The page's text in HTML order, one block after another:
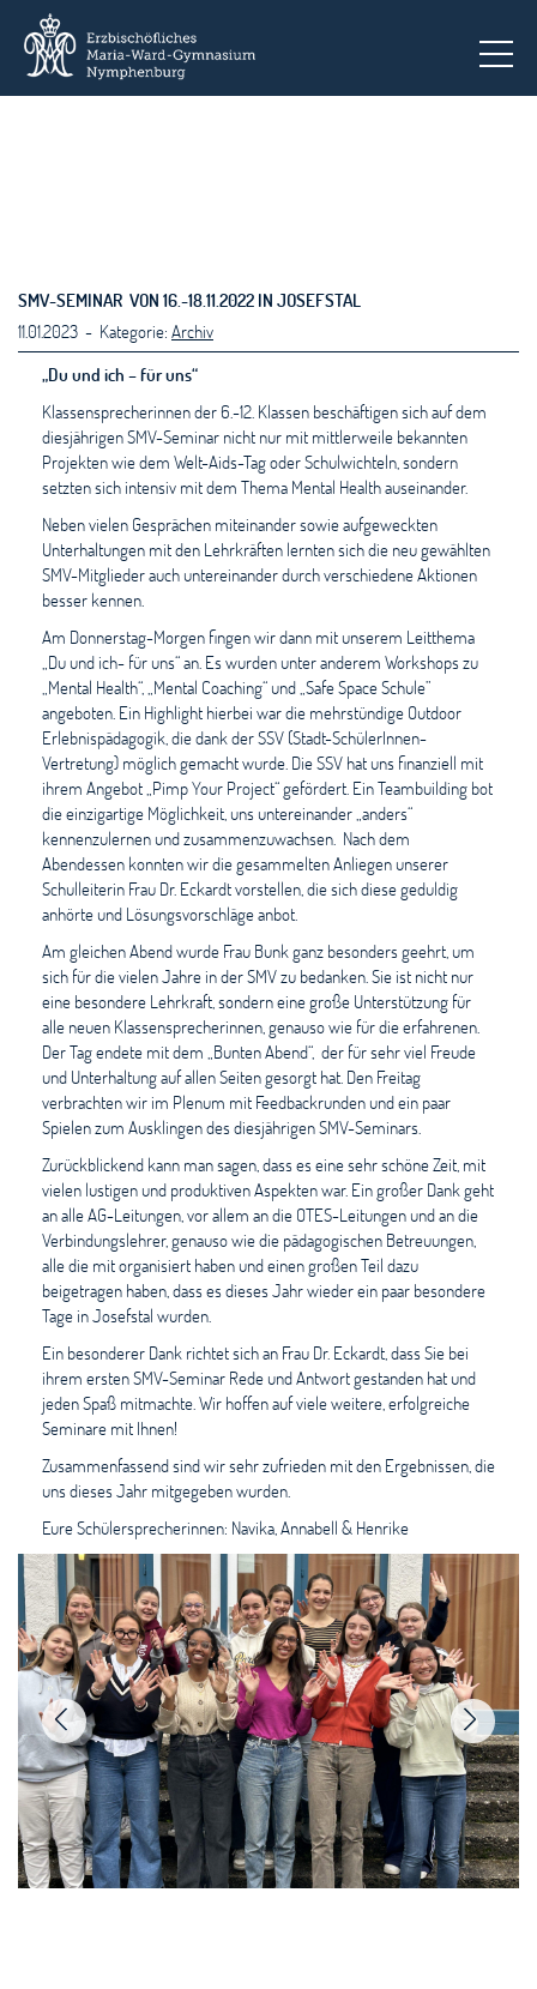
SMV-SEMINAR VON 16.-18.11.2022 IN JOSEFSTAL
11.01.2023 - Kategorie: Archiv
„Du und ich – für uns“
Klassensprecherinnen der 6.-12. Klassen beschäftigen sich auf dem
diesjährigen SMV-Seminar nicht nur mit mittlerweile bekannten
Projekten wie dem Welt-Aids-Tag oder Schulwichteln, sondern
setzten sich intensiv mit dem Thema Mental Health auseinander.
Neben vielen Gesprächen miteinander sowie aufgeweckten
Unterhaltungen mit den Lehrkräften lernten sich die neu gewählten
SMV-Mitglieder auch untereinander durch verschiedene Aktionen
besser kennen.
Am Donnerstag-Morgen fingen wir dann mit unserem Leitthema
„Du und ich- für uns“ an. Es wurden unter anderem Workshops zu
„Mental Health“, „Mental Coaching“ und „Safe Space Schule”
angeboten. Ein Highlight hierbei war die mehrstündige Outdoor
Erlebnispädagogik, die dank der SSV (Stadt-SchülerInnen-
Vertretung) möglich gemacht wurde. Die SSV hat uns finanziell mit
ihrem Angebot „Pimp Your Project“ gefördert. Ein Teambuilding bot
die einzigartige Möglichkeit, uns untereinander „anders“
kennenzulernen und zusammenzuwachsen. Nach dem
Abendessen konnten wir die gesammelten Anliegen unserer
Schulleiterin Frau Dr. Eckardt vorstellen, die sich diese geduldig
anhörte und Lösungsvorschläge anbot.
Am gleichen Abend wurde Frau Bunk ganz besonders geehrt, um
sich für die vielen Jahre in der SMV zu bedanken. Sie ist nicht nur
eine besondere Lehrkraft, sondern eine große Unterstützung für
alle neuen Klassensprecherinnen, genauso wie für die erfahrenen.
Der Tag endete mit dem „Bunten Abend“, der für sehr viel Freude
und Unterhaltung auf allen Seiten gesorgt hat. Den Freitag
verbrachten wir im Plenum mit Feedbackrunden und ein paar
Spielen zum Ausklingen des diesjährigen SMV-Seminars.
Zurückblickend kann man sagen, dass es eine sehr schöne Zeit, mit
vielen lustigen und produktiven Aspekten war. Ein großer Dank geht
an alle AG-Leitungen, vor allem an die OTES-Leitungen und an die
Verbindungslehrer, genauso wie die pädagogischen Betreuungen,
alle die mit organisiert haben und einen großen Teil dazu
beigetragen haben, dass es dieses Jahr wieder ein paar besondere
Tage in Josefstal wurden.
Ein besonderer Dank richtet sich an Frau Dr. Eckardt, dass Sie bei
ihrem ersten SMV-Seminar Rede und Antwort gestanden hat und
jeden Spaß mitmachte. Wir hoffen auf viele weitere, erfolgreiche
Seminare mit Ihnen!
Zusammenfassend sind wir sehr zufrieden mit den Ergebnissen, die
uns dieses Jahr mitgegeben wurden.
Eure Schülersprecherinnen: Navika, Annabell & Henrike